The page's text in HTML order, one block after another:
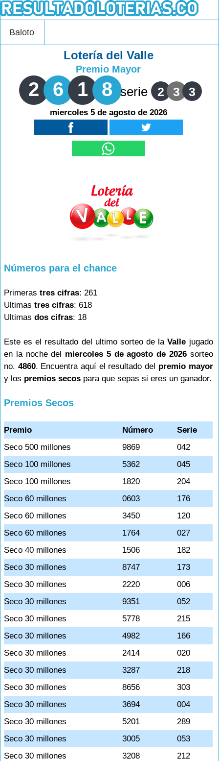
Baloto
Lotería del Valle
Premio Mayor
2 6 1 8 serie 2 3 3
miercoles 5 de agosto de 2026
Números para el chance
Primeras tres cifras: 261
Ultimas tres cifras: 618
Ultimas dos cifras: 18
Este es el resultado del ultimo sorteo de laValle jugado
en la noche del miercoles 5 de agosto de 2026sorteo
no. 4860. Encuentra aquí el resultado del premio mayor
y los premios secos para que sepas si eres un ganador.
Premios Secos
Premio Número
Serie
Seco 500 millones
9869
042
Seco 100 millones
5362
045
Seco 100 millones
1820
204
Seco 60 millones
0603
176
Seco 60 millones
3450
120
Seco 60 millones
1764
027
Seco 40 millones
1506
182
Seco 30 millones
8747
173
Seco 30 millones
2220
006
Seco 30 millones
9351
052
Seco 30 millones
5778
215
Seco 30 millones
4982
166
Seco 30 millones
2414
020
Seco 30 millones
3287
218
Seco 30 millones
8656
303
Seco 30 millones
3694
004
Seco 30 millones
5201
289
Seco 30 millones
3005
053
Seco 30 millones
3208
212